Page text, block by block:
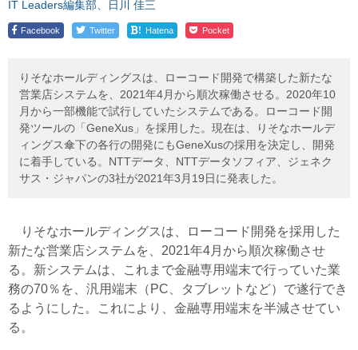
IT Leaders編集部、日川 佳三
Facebook Twitter ! Hatena Pocket
りそなホールディングスは、ローコード開発で構築した新たな
営業店システムを、2021年4月から順次稼働させる。2020年10
月から一部機能で試行していたシステムである。ローコード開
発ツールの「GeneXus」を採用した。現在は、りそなホールデ
ィングス傘下の各行の開発にもGeneXusの採用を決定し、開発
に着手している。NTTデータ、NTTデータソフィア、ジェネク
サス・ジャパンの3社が2021年3月19日に発表した。
りそなホールディングスは、ローコード開発を採用した
新たな営業店システムを、2021年4月から順次稼働させ
る。新システムは、これまで金融専用端末で行っていた業
務の70％を、汎用端末（PC、タブレットなど）で遂行でき
るようにした。これにより、金融専用端末を半減させてい
る。